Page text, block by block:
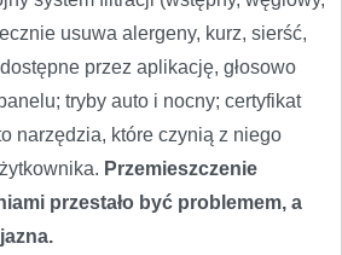
usuwa alergeny, kurz, sierść,
przez aplikację, głosowo
tryby auto i nocny; certyfikat
narzędzia, które czynią z niego
Przemieszczenie
przestało być problemem, a